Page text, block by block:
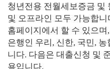
청년전용 전월세보증금 및
및 오프라인 모두 가능합
홈페이지에서 할 수 있으
은행인 우리, 신한, 국민,
니다. 다음은 대출신청 및
용입니다.